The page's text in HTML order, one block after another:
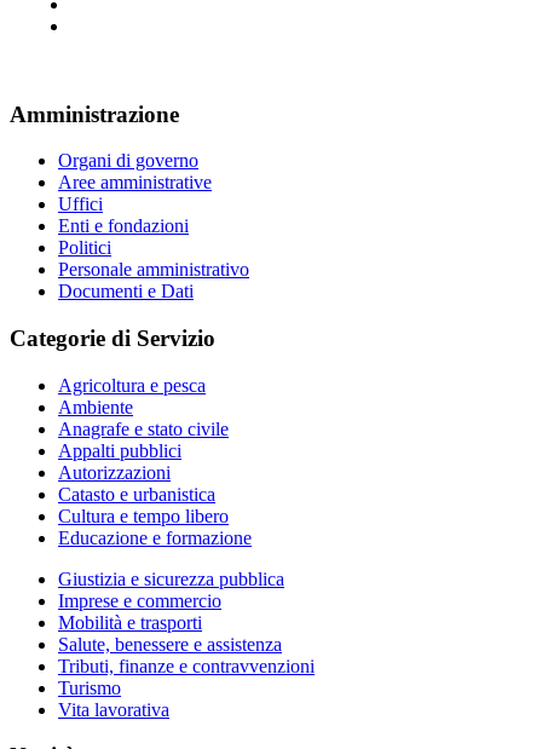
Amministrazione
Organi di governo
Aree amministrative
Uffici
Enti e fondazioni
Politici
Personale amministrativo
Documenti e Dati
Categorie di Servizio
Agricoltura e pesca
Ambiente
Anagrafe e stato civile
Appalti pubblici
Autorizzazioni
Catasto e urbanistica
Cultura e tempo libero
Educazione e formazione
Giustizia e sicurezza pubblica
Imprese e commercio
Mobilità e trasporti
Salute, benessere e assistenza
Tributi, finanze e contravvenzioni
Turismo
Vita lavorativa